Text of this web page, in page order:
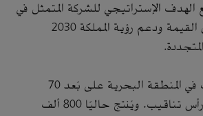
الهدف الإستراتيجي للشركة المتمثل في
زيادة الربح وتحقيق القيمة ودعم رؤية المملكة 2030
ويقع حقل الظلوف في المنطقة البحرية على بُعد 70
كيلومترًا من مرفق رأس تناقيب. ويُنتج حاليًا 800 ألف